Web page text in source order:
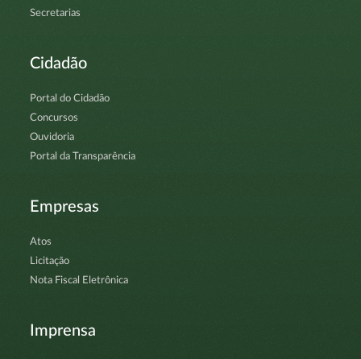
Secretarias
Cidadão
Portal do Cidadão
Concursos
Ouvidoria
Portal da Transparência
Empresas
Atos
Licitação
Nota Fiscal Eletrônica
Imprensa